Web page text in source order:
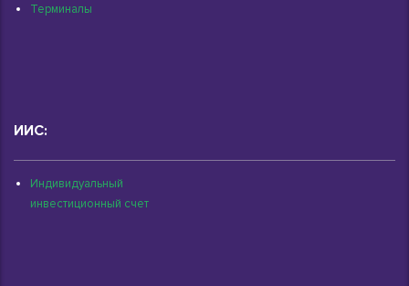
Терминалы
ИИС:
Индивидуальный
инвестиционный счет